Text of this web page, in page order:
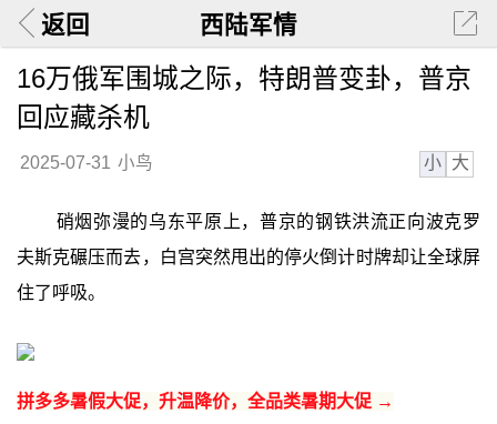
返回 西陆军情
16万俄军围城之际，特朗普变卦，普京
回应藏杀机
2025-07-31 小鸟 小 大
硝烟弥漫的乌东平原上，普京的钢铁洪流正向波克罗
夫斯克碾压而去，白宫突然甩出的停火倒计时牌却让全球屏
住了呼吸。
拼多多暑假大促，升温降价，全品类暑期大促 →